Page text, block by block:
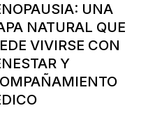
UNA
NATURAL QUE
VIVIRSE CON
Y